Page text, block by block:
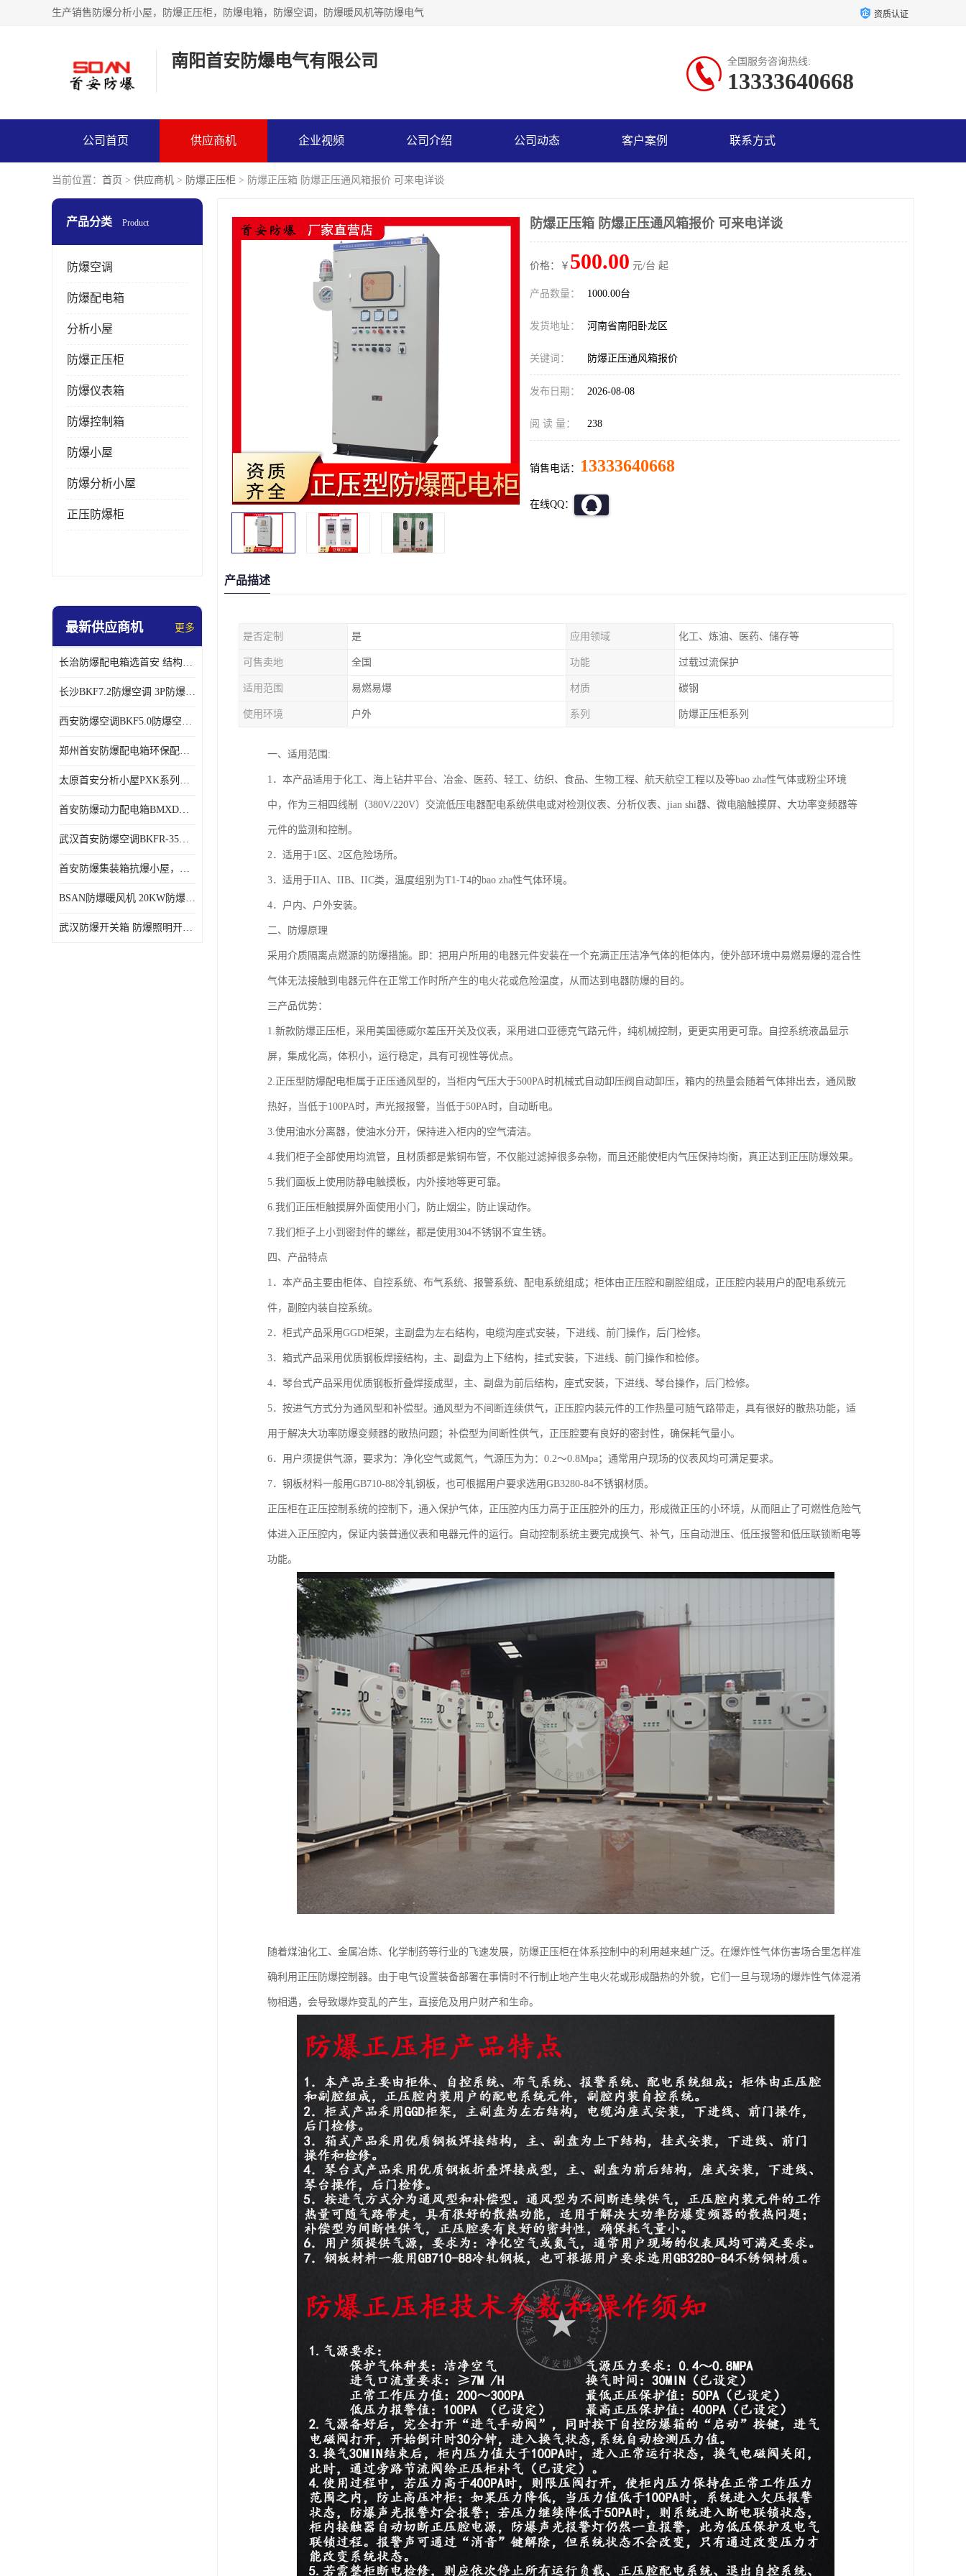
生产销售防爆分析小屋，防爆正压柜，防爆电箱，防爆空调，防爆暖风机等防爆电气 资质认证
南阳首安防爆电气有限公司 全国服务咨询热线:
13333640668
公司首页 供应商机 企业视频 公司介绍 公司动态 客户案例 联系方式
当前位置： 首页 > 供应商机 > 防爆正压柜 > 防爆正压箱 防爆正压通风箱报价 可来电详谈
产品分类 Product
防爆空调
防爆配电箱
分析小屋
防爆正压柜
防爆仪表箱
防爆控制箱
防爆小屋
防爆分析小屋
正压防爆柜
最新供应商机 更多
长治防爆配电箱选首安 结构紧凑、价格合理、资质齐全
长沙BKF7.2防爆空调 3P防爆空调与普通空调有什么区别
西安防爆空调BKF5.0防爆空调技术参数
郑州首安防爆配电箱环保配套用防爆配电箱
太原首安分析小屋PXK系列在线分析小屋厂家
首安防爆动力配电箱BMXD系列防爆配电箱技术参数
武汉首安防爆空调BKFR-35防爆空调生产厂家
首安防爆集装箱抗爆小屋，危化品暂存间厂家批发
BSAN防爆暖风机 20KW防爆工业暖风机
武汉防爆开关箱 防爆照明开关箱厂家
防爆正压箱 防爆正压通风箱报价 可来电详谈
价格：￥ 500.00 元/台 起
产品数量： 1000.00台
发货地址： 河南省南阳卧龙区
关键词： 防爆正压通风箱报价
发布日期： 2026-08-08
阅 读 量： 238
销售电话： 13333640668
在线QQ：
产品描述
是否定制 是 应用领域 化工、炼油、医药、储存等
可售卖地 全国 功能 过载过流保护
适用范围 易燃易爆 材质 碳钢
使用环境 户外 系列 防爆正压柜系列
一、适用范围:
1．本产品适用于化工、海上钻井平台、冶金、医药、轻工、纺织、食品、生物工程、航天航空工程以及等bao zha性气体或粉尘环境
中，作为三相四线制（380V/220V）交流低压电器配电系统供电或对检测仪表、分析仪表、jian shi器、微电脑触摸屏、大功率变频器等
元件的监测和控制。
2．适用于1区、2区危险场所。
3．适用于IIA、IIB、IIC类，温度组别为T1-T4的bao zha性气体环境。
4．户内、户外安装。
二、防爆原理
采用介质隔离点燃源的防爆措施。即：把用户所用的电器元件安装在一个充满正压洁净气体的柜体内，使外部环境中易燃易爆的混合性
气体无法接触到电器元件在正常工作时所产生的电火花或危险温度，从而达到电器防爆的目的。
三产品优势：
1.新款防爆正压柜，采用美国德威尔差压开关及仪表，采用进口亚德克气路元件，纯机械控制，更更实用更可靠。自控系统液晶显示
屏，集成化高，体积小，运行稳定，具有可视性等优点。
2.正压型防爆配电柜属于正压通风型的，当柜内气压大于500PA时机械式自动卸压阀自动卸压，箱内的热量会随着气体排出去，通风散
热好，当低于100PA时，声光报报警，当低于50PA时，自动断电。
3.使用油水分离器，使油水分开，保持进入柜内的空气清洁。
4.我们柜子全部使用均流管，且材质都是紫铜布管，不仅能过滤掉很多杂物，而且还能使柜内气压保持均衡，真正达到正压防爆效果。
5.我们面板上使用防静电触摸板，内外接地等更可靠。
6.我们正压柜触摸屏外面使用小门，防止烟尘，防止误动作。
7.我们柜子上小到密封件的螺丝，都是使用304不锈钢不宜生锈。
四、产品特点
1．本产品主要由柜体、自控系统、布气系统、报警系统、配电系统组成；柜体由正压腔和副腔组成，正压腔内装用户的配电系统元
件，副腔内装自控系统。
2．柜式产品采用GGD柜架，主副盘为左右结构，电缆沟座式安装，下进线、前门操作，后门检修。
3．箱式产品采用优质钢板焊接结构，主、副盘为上下结构，挂式安装，下进线、前门操作和检修。
4．琴台式产品采用优质钢板折叠焊接成型，主、副盘为前后结构，座式安装，下进线、琴台操作，后门检修。
5．按进气方式分为通风型和补偿型。通风型为不间断连续供气，正压腔内装元件的工作热量可随气路带走，具有很好的散热功能，适
用于解决大功率防爆变频器的散热问题；补偿型为间断性供气，正压腔要有良好的密封性，确保耗气量小。
6．用户须提供气源，要求为：净化空气或氮气，气源压为为：0.2～0.8Mpa；通常用户现场的仪表风均可满足要求。
7．钢板材料一般用GB710-88冷轧钢板，也可根据用户要求选用GB3280-84不锈钢材质。
正压柜在正压控制系统的控制下，通入保护气体，正压腔内压力高于正压腔外的压力，形成微正压的小环境，从而阻止了可燃性危险气
体进入正压腔内，保证内装普通仪表和电器元件的运行。自动控制系统主要完成换气、补气，压自动泄压、低压报警和低压联锁断电等
功能。
随着煤油化工、金属冶炼、化学制药等行业的飞速发展，防爆正压柜在体系控制中的利用越来越广泛。在爆炸性气体伤害场合里怎样准
确利用正压防爆控制器。由于电气设置装备部署在事情时不行制止地产生电火花或形成酷热的外貌，它们一旦与现场的爆炸性气体混淆
物相遇，会导致爆炸变乱的产生，直接危及用户财产和生命。